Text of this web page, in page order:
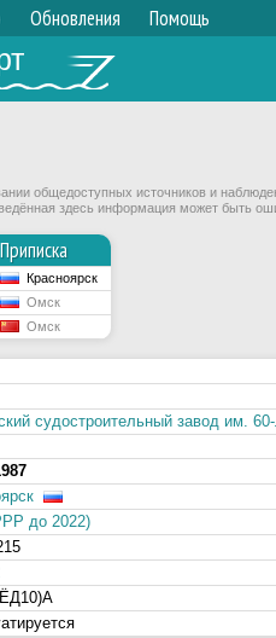
Обновления Помощь
общедоступных источников и
здесь информация может быть
Приписка
Красноярск
Омск
Омск
судостроительный завод им.
до 2022)